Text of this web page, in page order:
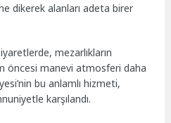
dikerek alanları adeta birer
mezarlıkların
öncesi manevi atmosferi daha
bu anlamlı hizmeti,
karşılandı.